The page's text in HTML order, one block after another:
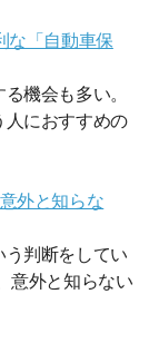
「自動車保
機会も多い。
人におすすめの
外と知らな
判断をしてい
意外と知らない